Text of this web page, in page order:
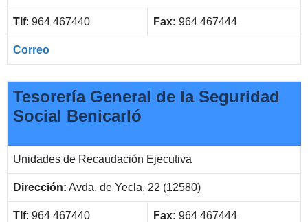
Tlf: 964 467440 Fax: 964 467444
Correo
Tesorería General de la Seguridad
Social Benicarló
Unidades de Recaudación Ejecutiva
Dirección: Avda. de Yecla, 22 (12580)
Tlf: 964 467440 Fax: 964 467444